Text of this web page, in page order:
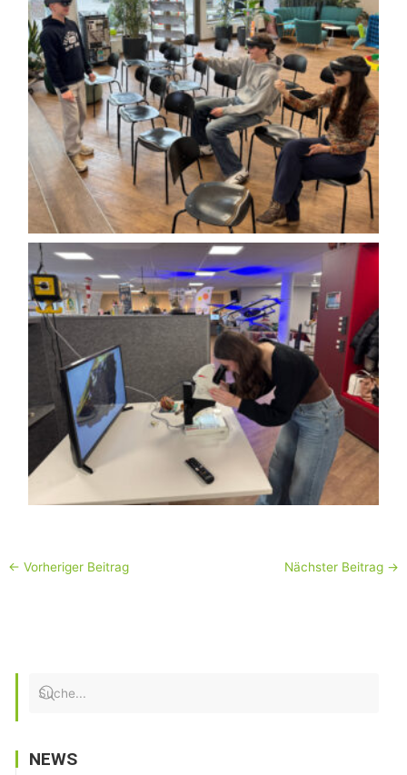
← Vorheriger Beitrag Nächster Beitrag →
NEWS